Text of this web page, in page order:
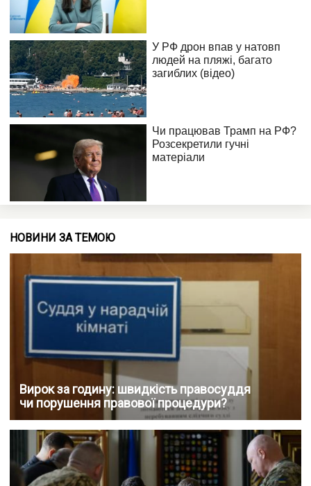
НОВИНИ ЗА ТЕМОЮ
Вирок за годину: швидкість правосуддя
чи порушення правової процедури?